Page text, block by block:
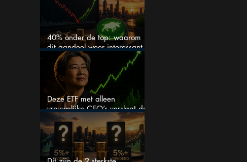
40% onder de top: waarom
dit aandeel weer interessant
wordt
Deze ETF met alleen
vrouwelijke CEO’s verslaat de
S&P 500 keihard